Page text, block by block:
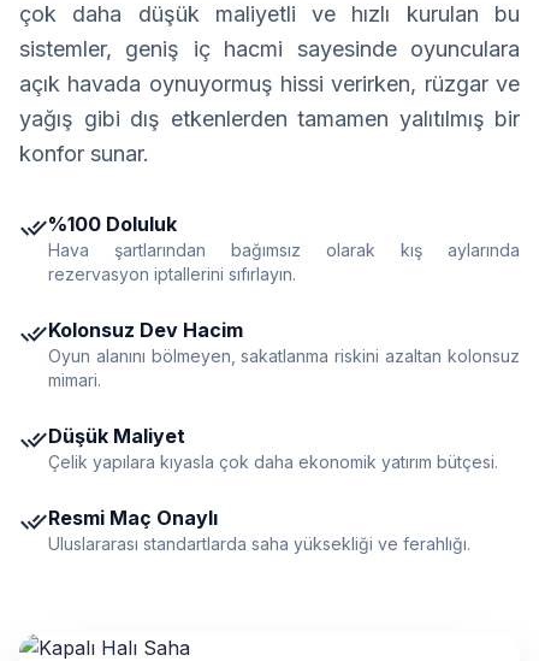
çok daha düşük maliyetli ve hızlı kurulan bu
sistemler, geniş iç hacmi sayesinde oyunculara
açık havada oynuyormuş hissi verirken, rüzgar ve
yağış gibi dış etkenlerden tamamen yalıtılmış bir
konfor sunar.
done_all%100 Doluluk
Hava şartlarından bağımsız olarak kış aylarında
rezervasyon iptallerini sıfırlayın.
done_allKolonsuz Dev Hacim
Oyun alanını bölmeyen, sakatlanma riskini azaltan kolonsuz
mimari.
done_allDüşük Maliyet
Çelik yapılara kıyasla çok daha ekonomik yatırım bütçesi.
done_allResmi Maç Onaylı
Uluslararası standartlarda saha yüksekliği ve ferahlığı.